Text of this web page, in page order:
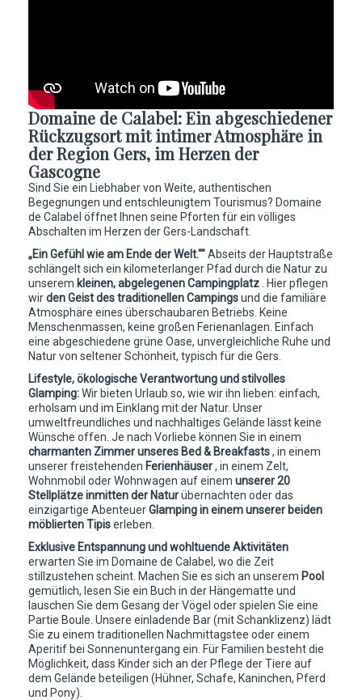
Domaine de Calabel: Ein abgeschiedener
Rückzugsort mit intimer Atmosphäre in
der Region Gers, im Herzen der
Gascogne
Sind Sie ein Liebhaber von Weite, authentischen
Begegnungen und entschleunigtem Tourismus? Domaine
de Calabel öffnet Ihnen seine Pforten für ein völliges
Abschalten im Herzen der Gers-Landschaft.
„Ein Gefühl wie am Ende der Welt.""Abseits der Hauptstraße
schlängelt sich ein kilometerlanger Pfad durch die Natur zu
unserem kleinen, abgelegenen Campingplatz . Hier pflegen
wirden Geist des traditionellen Campingsund die familiäre
Atmosphäre eines überschaubaren Betriebs. Keine
Menschenmassen, keine großen Ferienanlagen. Einfach
eine abgeschiedene grüne Oase, unvergleichliche Ruhe und
Natur von seltener Schönheit, typisch für die Gers.
Lifestyle, ökologische Verantwortung und stilvolles
Glamping:Wir bieten Urlaub so, wie wir ihn lieben: einfach,
erholsam und im Einklang mit der Natur. Unser
umweltfreundliches und nachhaltiges Gelände lässt keine
Wünsche offen. Je nach Vorliebe können Sie in einem
charmanten Zimmer unseres Bed & Breakfasts, in einem
unserer freistehenden Ferienhäuser, in einem Zelt,
Wohnmobil oder Wohnwagen auf einem unserer 20
Stellplätze inmitten der Naturübernachten oder das
einzigartige AbenteuerGlamping in einem unserer beiden
möblierten Tipiserleben.
Exklusive Entspannung und wohltuende Aktivitäten
erwarten Sie im Domaine de Calabel, wo die Zeit
stillzustehen scheint. Machen Sie es sich an unserem Pool
gemütlich, lesen Sie ein Buch in der Hängematte und
lauschen Sie dem Gesang der Vögel oder spielen Sie eine
Partie Boule. Unsere einladende Bar (mit Schanklizenz) lädt
Sie zu einem traditionellen Nachmittagstee oder einem
Aperitif bei Sonnenuntergang ein. Für Familien besteht die
Möglichkeit, dass Kinder sich an der Pflege der Tiere auf
dem Gelände beteiligen (Hühner, Schafe, Kaninchen, Pferd
und Pony).